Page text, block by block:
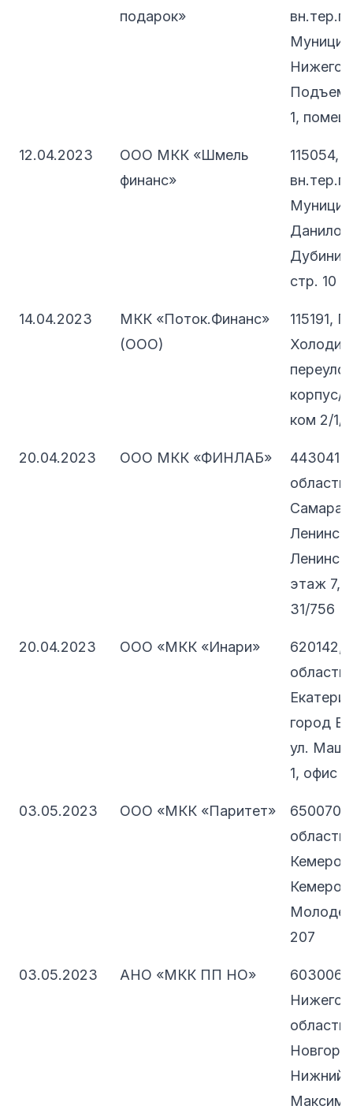
подарок»
вн.тер.г.
1,
12.04.2023
ООО МКК «Шмель
финанс»
115054,
вн.тер.г.
стр. 10
14.04.2023
МКК «Поток.Финанс»
(ООО)
115191,
корпус/
ком 2/1/
20.04.2023 ООО МКК «ФИНЛАБ»
443041,
Самара,
этаж 7,
31/756
20.04.2023 ООО «МКК «Инари»
620142,
область,
город
ул.
1, офис
03.05.2023 ООО «МКК «Паритет»
650070,
область
207
03.05.2023 АНО «МКК ПП НО»
603006,
Нижний